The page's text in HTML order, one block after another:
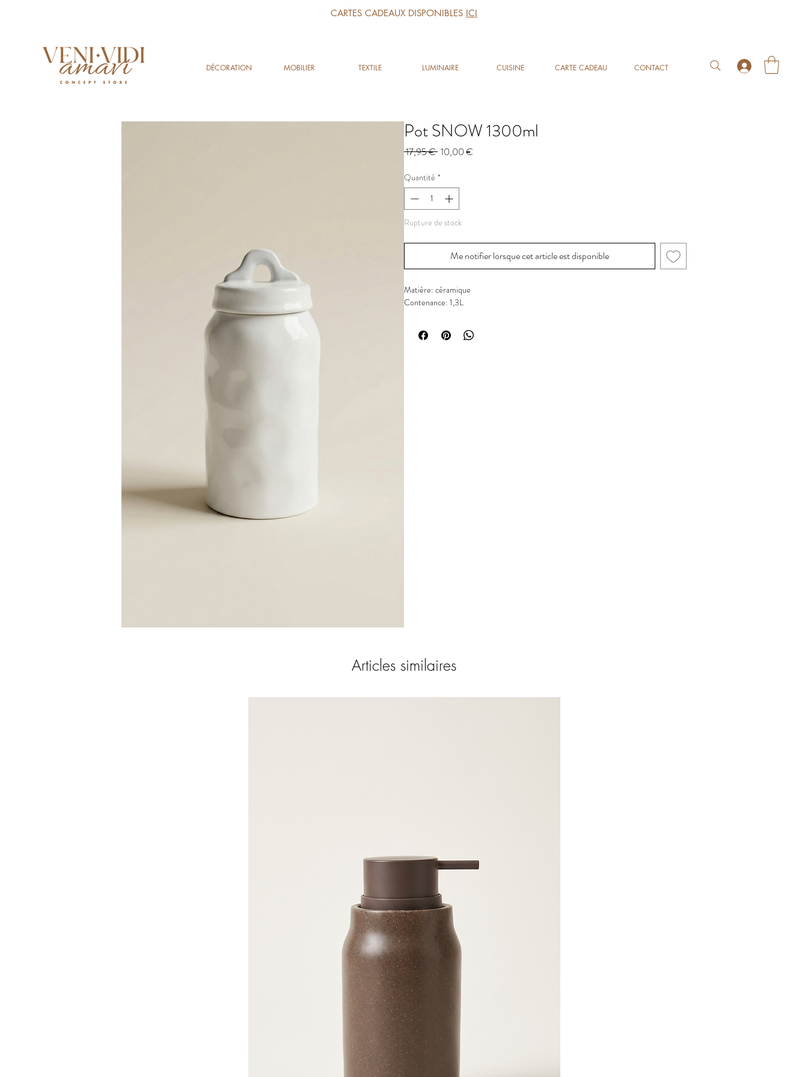
CARTES CADEAUX DISPONIBLES ICI
DÉCORATION MOBILIER TEXTILE LUMINAIRE CUISINE CARTE CADEAU CONTACT
Pot SNOW 1300ml
17,95 € Prix
10,00 €
Quantité *
Rupture de stock
Me notifier lorsque cet article est disponible
Matière: céramique
Contenance: 1,3L
Articles similaires